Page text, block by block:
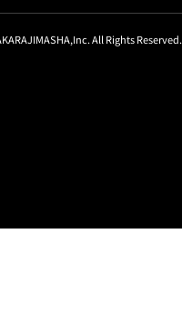
All Rights Reserved.